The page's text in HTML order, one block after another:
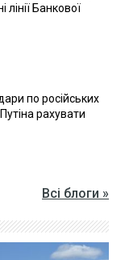
Банкової
по російських
рахувати
Всі блоги »